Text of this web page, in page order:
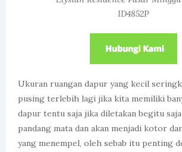
ID4852P
Ukuran ruangan dapur yang kecil
pusing terlebih lagi jika kita memiliki
dapur tentu saja jika diletakan begitu
pandang mata dan akan menjadi kotor
yang menempel, oleh sebab itu penting